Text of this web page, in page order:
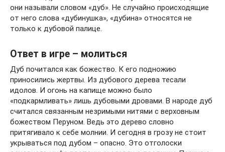
они называли словом «дуб». Не случайно происходящие
от него слова «дубинушка», «дубина» относятся не
только к дубовой палице.
Ответ в игре – молиться
Дуб почитался как божество. К его подножию
приносились жертвы. Из дубового дерева тесали
идолов. И огонь на капище можно было
«подкармливать» лишь дубовыми дровами. В народе дуб
считался связанным незримыми нитями с верховным
божеством Перуном. Ведь это дерево словно
притягивало к себе молнии. И сегодня в грозу не стоит
укрываться под дубом – опасно. Это отголоски